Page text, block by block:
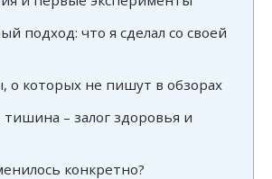
подход: что я сделал со своей
о которых не пишут в обзорах
тишина – залог здоровья и
конкретно?